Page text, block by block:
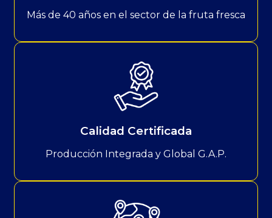
Más de 40 años en el sector de la fruta fresca
Calidad Certificada
Producción Integrada y Global G.A.P.